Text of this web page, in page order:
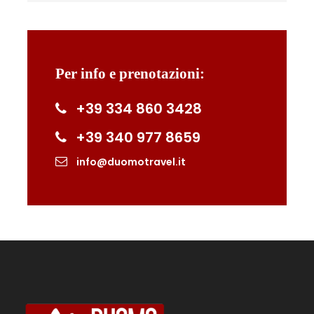
Per info e prenotazioni:
+39 334 860 3428
+39 340 977 8659
info@duomotravel.it
Migliera al tramonto
Partiremo il venerdì dal Molo Beverello per
raggiungere in aliscafo l’isola di Capri, per poi
spostarci con mezzi privati ad Anacapri. Da qui
Belvedere della Migliera, con uno splendido
panorama sui Faraglioni e sul faro di Punta
Trekking a Capri sul
Monte Solaro e